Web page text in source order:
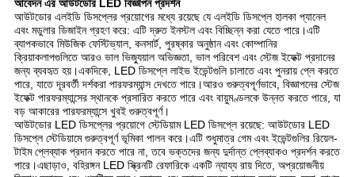
আবেদন এর আউটডোর LED বিজ্ঞাপন প্রদর্শন
আউটডোর এলইডি ডিসপ্লের প্রয়োগের মধ্যে রয়েছে যে এলইডি ডিসপ্লে হালকা প্যানেল
এবং মডুলার ডিজাইন গ্রহণ করে: এটি দ্রুত ইনস্টল এবং বিচ্ছিন্ন করা যেতে পারে।এটি
ব্যাপকভাবে মিউজিক ফেস্টিভ্যাল, কনসার্ট, পুরষ্কার অনুষ্ঠান এবং কোম্পানির
ক্রিয়াকলাপগুলিতে আরও ভাল ভিজ্যুয়াল অভিজ্ঞতা, ভাল পরিবেশ এবং স্টেজ ইফেক্ট প্রদানের
জন্য ব্যবহৃত হয়।একদিকে, LED ডিসপ্লে লাইভ ইভেন্টগুলি চালাতে এবং পুনরায় প্লে করতে
পারে, যাতে দূরবর্তী দর্শকরা পারফরম্যান্স দেখতে পারে।আরও গুরুত্বপূর্ণভাবে, বিজ্ঞাপনের স্টেজ
ইফেক্ট পারফরম্যান্সের স্থানকে প্রসারিত করতে পারে এবং বায়ুমণ্ডলকে উন্নত করতে পারে, যা
বড় আকারের পারফরম্যান্সে খুবই গুরুত্বপূর্ণ।
আউটডোর LED ডিসপ্লের প্রয়োগে স্টেডিয়াম LED ডিসপ্লে রয়েছে: আউটডোর LED
ডিসপ্লে স্টেডিয়ামে গুরুত্বপূর্ণ ভূমিকা পালন করে।এটি শুধুমাত্র গেম এবং ইভেন্টগুলির রিয়েল-
টাইম প্লেব্যাক প্রদান করতে পারে না, তবে ভক্তদের জন্য দুর্দান্ত প্লেব্যাকও প্রদর্শন করতে
পারে।এছাড়াও, বহিরঙ্গন LED স্ক্রিনটি রেফারিকে একটি ন্যায্য রায় দিতে, অপ্রয়োজনীয়